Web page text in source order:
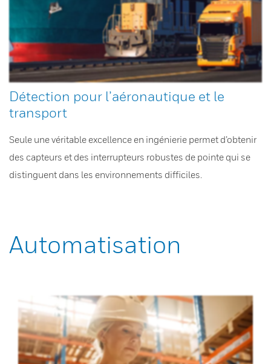
Détection pour l’aéronautique et le
transport
Seule une véritable excellence en ingénierie permet d’obtenir
des capteurs et des interrupteurs robustes de pointe qui se
distinguent dans les environnements difficiles.
Automatisation